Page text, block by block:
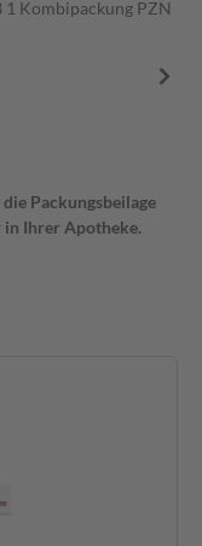
1 Kombipackung PZN
Packungsbeilage
Ihrer Apotheke.